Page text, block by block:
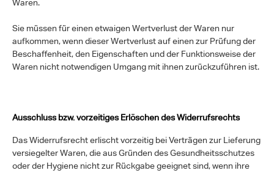
Waren.
Sie müssen für einen etwaigen Wertverlust der Waren nur
aufkommen, wenn dieser Wertverlust auf einen zur Prüfung der
Beschaffenheit, den Eigenschaften und der Funktionsweise der
Waren nicht notwendigen Umgang mit ihnen zurückzuführen ist.
Ausschluss bzw. vorzeitiges Erlöschen des Widerrufsrechts
Das Widerrufsrecht erlischt vorzeitig bei Verträgen zur Lieferung
versiegelter Waren, die aus Gründen des Gesundheitsschutzes
oder der Hygiene nicht zur Rückgabe geeignet sind, wenn ihre